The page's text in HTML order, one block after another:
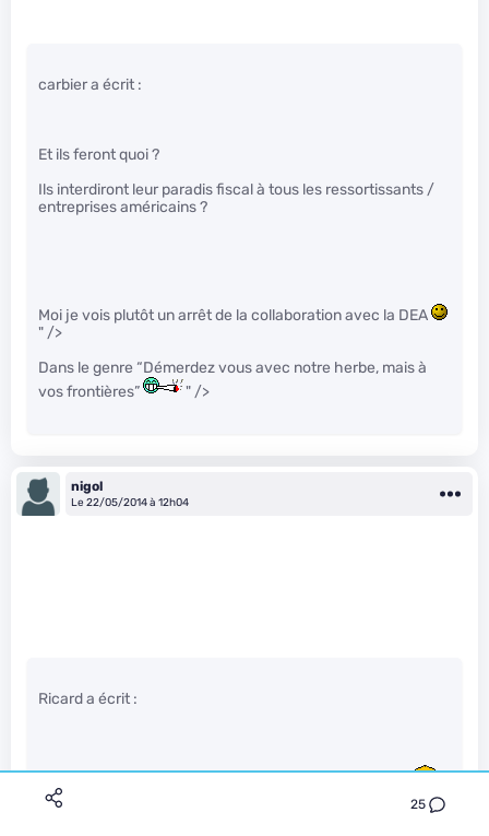
25
carbier a écrit :
Et ils feront quoi ?
Ils interdiront leur paradis fiscal à tous les ressortissants /
entreprises américains ?
Moi je vois plutôt un arrêt de la collaboration avec la DEA
" />
Dans le genre “Démerdez vous avec notre herbe, mais à
vos frontières”
" />
nigol
Le 22/05/2014 à 12h04
Ricard a écrit :
L’Europe c’est différent. C’est une succursale des USA.
"
/>